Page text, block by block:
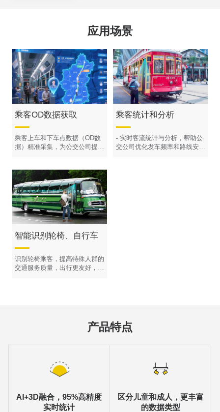
应用场景
乘客OD数据获取
乘客上车和下车点数据（OD数
据）精准采集，为公交公司提供
乘客统计和分析
- 实时客流统计与分析，帮助公
交公司优化发车频率和路线安
智能识别轮椅、自行车
识别轮椅乘客，提高特殊人群的
交通服务质量，出行更友好，同
产品特点
AI+3D融合，95%高精度
实时统计
区分儿童和成人，更丰富
的数据类型